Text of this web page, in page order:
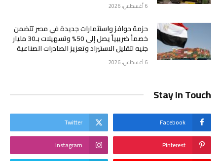
6 أغسطس، 2026
حزمة حوافز واستثمارات جديدة في مصر تتضمن
خصماً ضريبياً يصل إلى 50% وتسهيلات بـ30 مليار
جنيه لتقليل الاستيراد وتعزيز الصادرات الصناعية
6 أغسطس، 2026
Stay In Touch
Facebook
Twitter
Pinterest
Instagram